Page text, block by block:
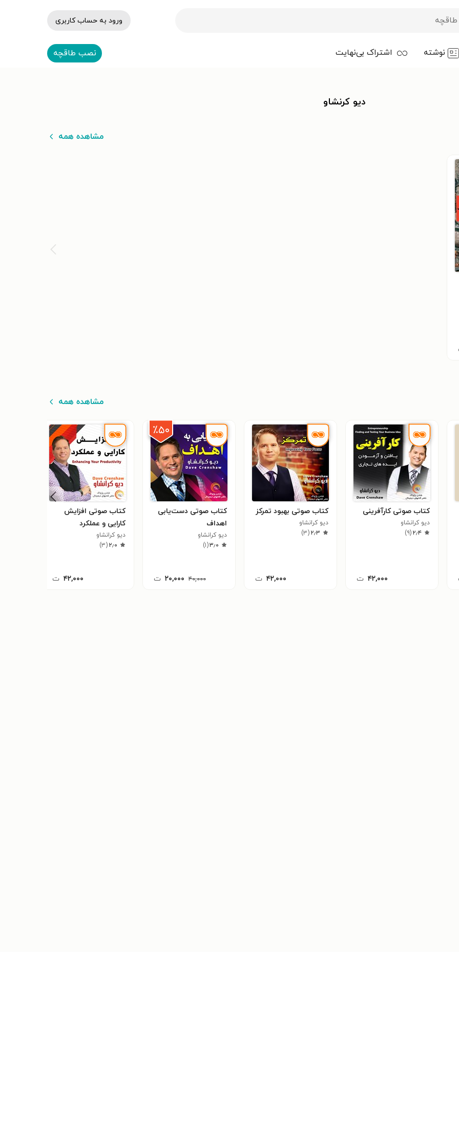
ورود به حساب کاربری
نوشته اشتراک بی‌نهایت نصب طاقچه
دیو کرنشاو
مشاهده همه
مشاهده همه
کتاب صوتی کارآفرینی
دیو کرانشاو
۲٫۴(۹)
۴۲,۰۰۰ ت
کتاب صوتی بهبود تمرکز
دیو کرانشاو
۲٫۳(۳)
۴۲,۰۰۰ ت
٪۵۰
کتاب صوتی دست‌یابی
اهداف
دیو کرانشاو
۳٫۰(۱)
۴۰,۰۰۰ ۲۰,۰۰۰ ت
کتاب صوتی افزایش
کارایی و عملکرد
دیو کرانشاو
۲٫۰(۳)
۴۲,۰۰۰ ت